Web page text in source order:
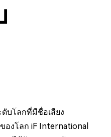
ดับโลกที่มีชื่อเสียง
งโลก iF International